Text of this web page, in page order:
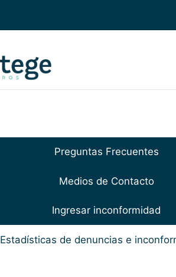
Preguntas Frecuentes
Medios de Contacto
Ingresar inconformidad
Estadísticas de denuncias e